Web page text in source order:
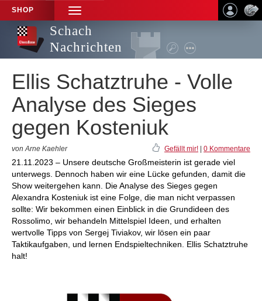
SHOP
TOGGLE
NAVIGATION
Schach
Nachrichten
Ellis Schatztruhe - Volle
Analyse des Sieges
gegen Kosteniuk
von Arne Kaehler Gefällt mir! 0 Kommentare
21.11.2023 – Unsere deutsche Großmeisterin ist gerade viel
unterwegs. Dennoch haben wir eine Lücke gefunden, damit die
Show weitergehen kann. Die Analyse des Sieges gegen
Alexandra Kosteniuk ist eine Folge, die man nicht verpassen
sollte: Wir bekommen einen Einblick in die Grundideen des
Rossolimo, wir behandeln Mittelspiel Ideen, und erhalten
wertvolle Tipps von Sergej Tiviakov, wir lösen ein paar
Taktikaufgaben, und lernen Endspieltechniken. Ellis Schatztruhe
halt!